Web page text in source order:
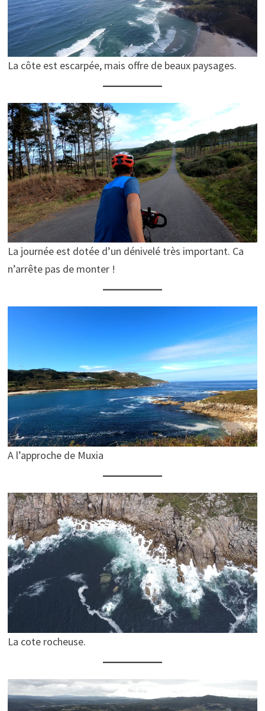
La côte est escarpée, mais offre de beaux paysages.
La journée est dotée d’un dénivelé très important. Ca
n’arrête pas de monter !
A l’approche de Muxia
La cote rocheuse.